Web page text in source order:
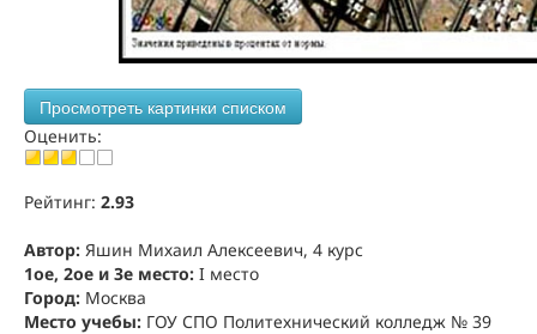
Просмотреть картинки списком
Оценить:
Рейтинг: 2.93
Автор: Яшин Михаил Алексеевич, 4 курс
1ое, 2ое и 3е место: I место
Город: Москва
Место учебы: ГОУ СПО Политехнический колледж № 39